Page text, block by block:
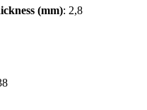
(mm): 2,8